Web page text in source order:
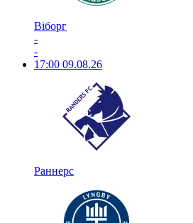
Віборг
-
-
17:00 09.08.26
Раннерс